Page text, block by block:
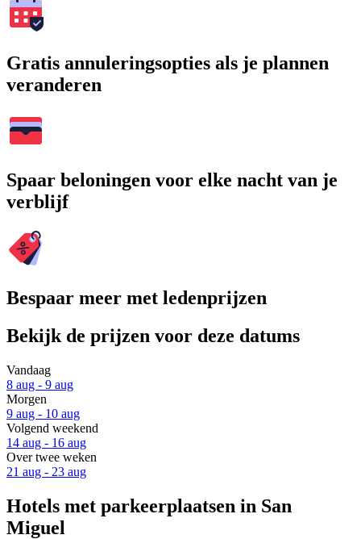
Gratis annuleringsopties als je plannen
veranderen
Spaar beloningen voor elke nacht van je
verblijf
Bespaar meer met ledenprijzen
Bekijk de prijzen voor deze datums
Vandaag
8 aug - 9 aug
Morgen
9 aug - 10 aug
Volgend weekend
14 aug - 16 aug
Over twee weken
21 aug - 23 aug
Hotels met parkeerplaatsen in San
Miguel